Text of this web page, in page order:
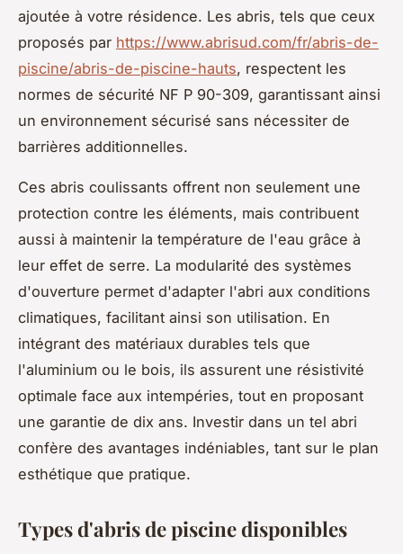
ajoutée à votre résidence. Les abris, tels que ceux
proposés par https://www.abrisud.com/fr/abris-de-
piscine/abris-de-piscine-hauts, respectent les
normes de sécurité NF P 90-309, garantissant ainsi
un environnement sécurisé sans nécessiter de
barrières additionnelles.
Ces abris coulissants offrent non seulement une
protection contre les éléments, mais contribuent
aussi à maintenir la température de l'eau grâce à
leur effet de serre. La modularité des systèmes
d'ouverture permet d'adapter l'abri aux conditions
climatiques, facilitant ainsi son utilisation. En
intégrant des matériaux durables tels que
l'aluminium ou le bois, ils assurent une résistivité
optimale face aux intempéries, tout en proposant
une garantie de dix ans. Investir dans un tel abri
confère des avantages indéniables, tant sur le plan
esthétique que pratique.
Types d'abris de piscine disponibles